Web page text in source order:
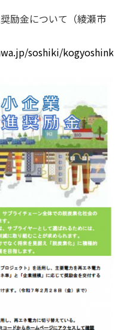
励金について（綾瀬市
soshiki/